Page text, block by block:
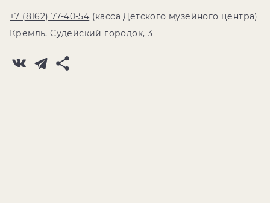
+7 (8162) 77-40-54 (касса Детского музейного центра)
Кремль, Судейский городок, 3